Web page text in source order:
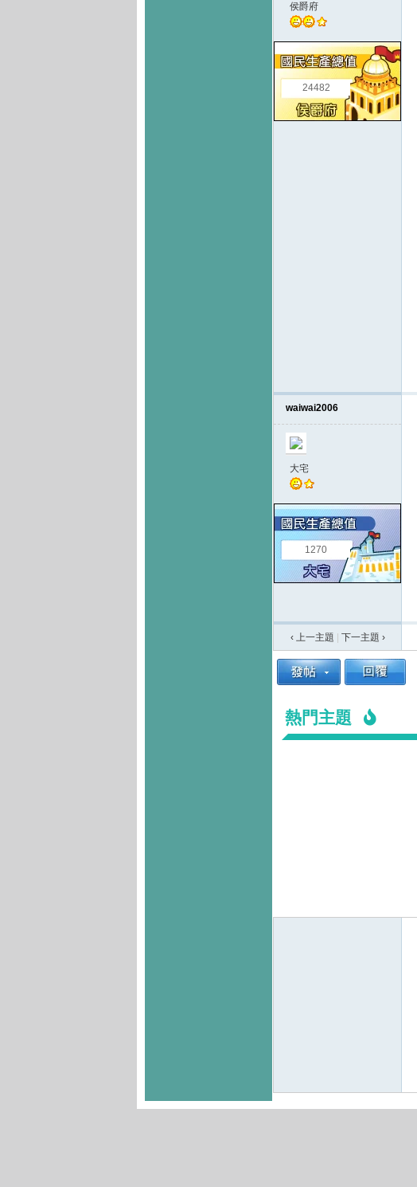
侯爵府
24482
waiwai2006
大宅
1270
‹ 上一主題 下一主題 ›
熱門主題